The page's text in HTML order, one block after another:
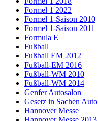
Formel 1 2022
Formel 1-Saison 2010
Formel 1-Saison 2011
Formula E
Fußball
Fußball EM 2012
Fußball-EM 2016
Fußball-WM 2010
Fußball-WM 2014
Genfer Autosalon
Gesetz in Sachen Auto
Hannover Messe